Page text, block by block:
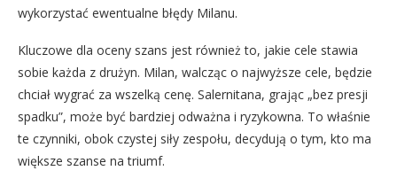
wykorzystać ewentualne błędy Milanu.
Kluczowe dla oceny szans jest również to, jakie cele stawia
sobie każda z drużyn. Milan, walcząc o najwyższe cele, będzie
chciał wygrać za wszelką cenę. Salernitana, grając „bez presji
spadku”, może być bardziej odważna i ryzykowna. To właśnie
te czynniki, obok czystej siły zespołu, decydują o tym, kto ma
większe szanse na triumf.